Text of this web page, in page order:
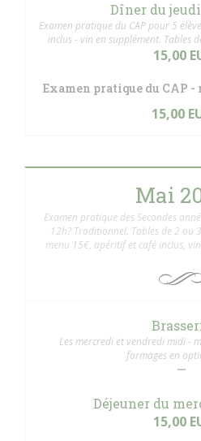
Dîner du
Examen pratique du CAP pour 5
inclus - vin en supplément. Tables
15,00
Examen pratique du CAP
15,00
Mai
Examen pratique des Secondes
12h? Traditionnel. Tables de 2 ou
menu 15€, apéritif et café inclus,
Les mercredi et vendredi midi -
formages en
Déjeuner du
15,00